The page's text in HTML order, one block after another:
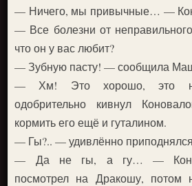
— Ничего, мы привычные… —
— Все болезни от
что он у вас любит?
— Зубную пасту! — сообщила
— Хм! Это хорошо, это
одобрительно кивнул
кормить его ещё и гуталином.
— Гы?.. — удивлённо
— Да не гы, а гу… —
посмотрел на Дракошу, потом